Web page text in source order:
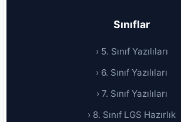
Sınıflar
› 5. Sınıf Yazılıları
› 6. Sınıf Yazılıları
› 7. Sınıf Yazılıları
› 8. Sınıf LGS Hazırlık